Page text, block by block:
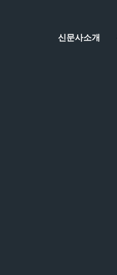
신문사소개